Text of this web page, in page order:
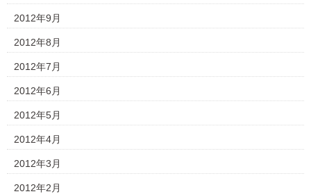
2012年9月
2012年8月
2012年7月
2012年6月
2012年5月
2012年4月
2012年3月
2012年2月